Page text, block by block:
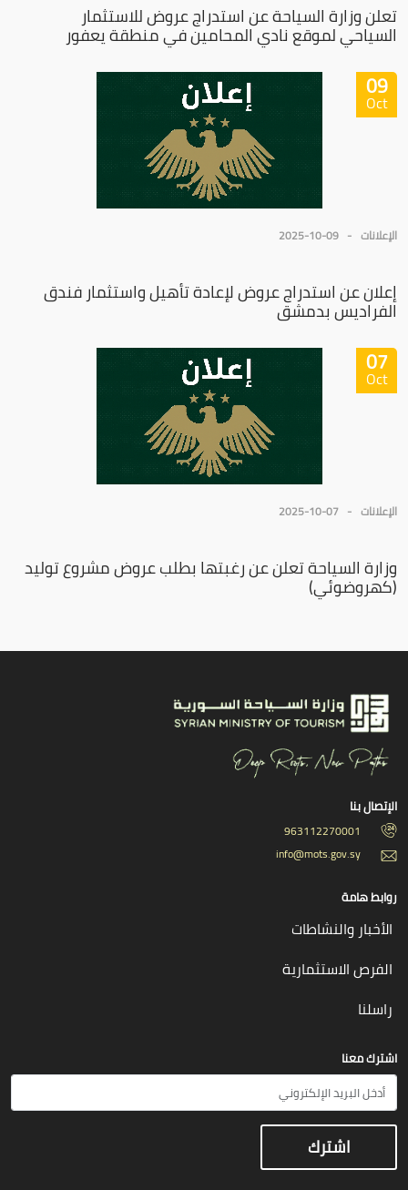
تعلن وزارة السياحة عن استدراج عروض للاستثمار
السياحي لموقع نادي المحامين في منطقة يعفور
09
Oct
الإعلانات 2025-10-09
إعلان عن استدراج عروض لإعادة تأهيل واستثمار فندق
الفراديس بدمشق
07
Oct
الإعلانات 2025-10-07
وزارة السياحة تعلن عن رغبتها بطلب عروض مشروع توليد
(كهروضوئي)
الإتصال بنا
963112270001
info@mots.gov.sy
روابط هامة
الأخبار والنشاطات
الفرص الاستثمارية
راسلنا
اشترك معنا